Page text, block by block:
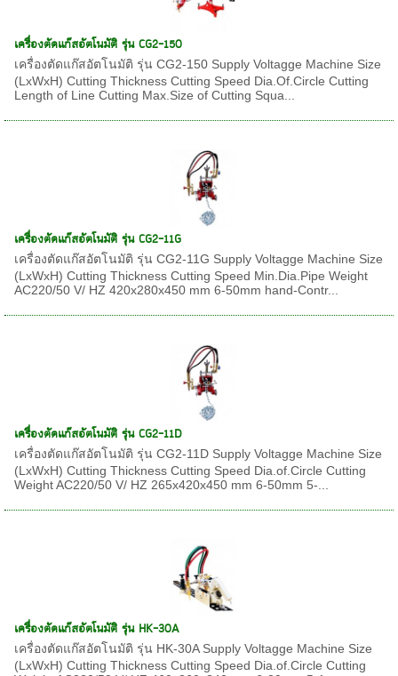
เครื่องตัดแก๊สอัตโนมัติ รุ่น CG2-150
เครื่องตัดแก๊สอัตโนมัติ รุ่น CG2-150 Supply Voltagge Machine Size
(LxWxH) Cutting Thickness Cutting Speed Dia.Of.Circle Cutting
Length of Line Cutting Max.Size of Cutting Squa...
เครื่องตัดแก๊สอัตโนมัติ รุ่น CG2-11G
เครื่องตัดแก๊สอัตโนมัติ รุ่น CG2-11G Supply Voltagge Machine Size
(LxWxH) Cutting Thickness Cutting Speed Min.Dia.Pipe Weight
AC220/50 V/ HZ 420x280x450 mm 6-50mm hand-Contr...
เครื่องตัดแก๊สอัตโนมัติ รุ่น CG2-11D
เครื่องตัดแก๊สอัตโนมัติ รุ่น CG2-11D Supply Voltagge Machine Size
(LxWxH) Cutting Thickness Cutting Speed Dia.of.Circle Cutting
Weight AC220/50 V/ HZ 265x420x450 mm 6-50mm 5-...
เครื่องตัดแก๊สอัตโนมัติ รุ่น HK-30A
เครื่องตัดแก๊สอัตโนมัติ รุ่น HK-30A Supply Voltagge Machine Size
(LxWxH) Cutting Thickness Cutting Speed Dia.of.Circle Cutting